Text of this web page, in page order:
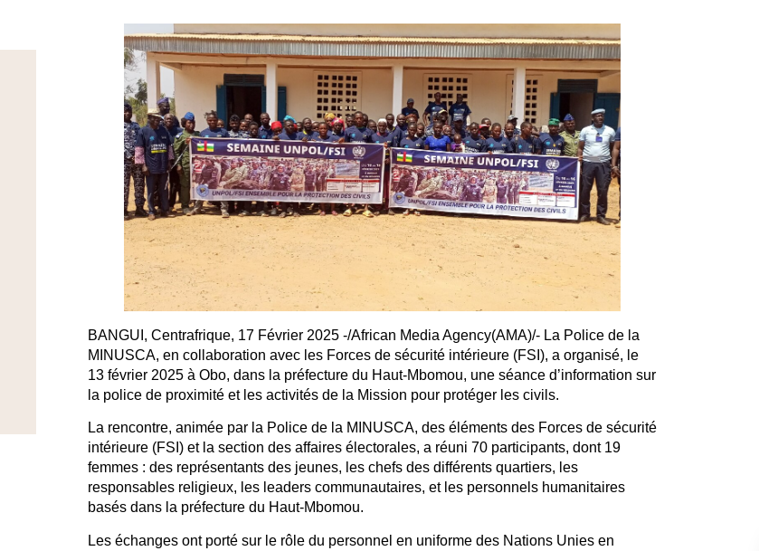
BANGUI, Centrafrique, 17 Février 2025 -/African Media Agency(AMA)/- La Police de la
MINUSCA, en collaboration avec les Forces de sécurité intérieure (FSI), a organisé, le
13 février 2025 à Obo, dans la préfecture du Haut-Mbomou, une séance d’information sur
la police de proximité et les activités de la Mission pour protéger les civils.
La rencontre, animée par la Police de la MINUSCA, des éléments des Forces de sécurité
intérieure (FSI) et la section des affaires électorales, a réuni 70 participants, dont 19
femmes : des représentants des jeunes, les chefs des différents quartiers, les
responsables religieux, les leaders communautaires, et les personnels humanitaires
basés dans la préfecture du Haut-Mbomou.
Les échanges ont porté sur le rôle du personnel en uniforme des Nations Unies en